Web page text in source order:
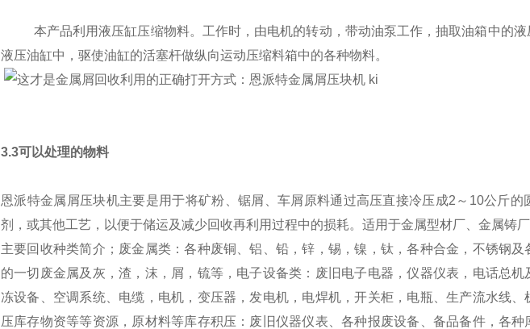
本产品利用液压缸压缩物料。工作时，由电机的转动，带动油泵工作，抽取油箱中的液
液压油缸中，驱使油缸的活塞杆做纵向运动压缩料箱中的各种物料。
3.3可以处理的物料
恩派特金属屑压块机主要是用于将矿粉、锯屑、车屑原料通过高压直接冷压成2～10公斤
剂，或其他工艺，以便于储运及减少回收再利用过程中的损耗。适用于金属型材厂、金属铸
主要回收种类简介；废金属类：各种废铜、铝、铅，锌，锡，镍，钛，各种合金，不锈钢
的一切废金属及灰，渣，沫，屑，锍等，电子设备类：废旧电子电器，仪器仪表，电话总
冻设备、空调系统、电缆，电机，变压器，发电机，电焊机，开关柜，电瓶、生产流水线
压库存物资等等资源，原材料等库存积压：废旧仪器仪表、各种报废设备、备品备件，各种